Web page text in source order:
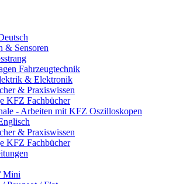
& Sensoren
Fahrzeugtechnik
& Elektronik
& Praxiswissen
KFZ Fachbücher
- Arbeiten mit KFZ Oszilloskopen
& Praxiswissen
KFZ Fachbücher
Mini